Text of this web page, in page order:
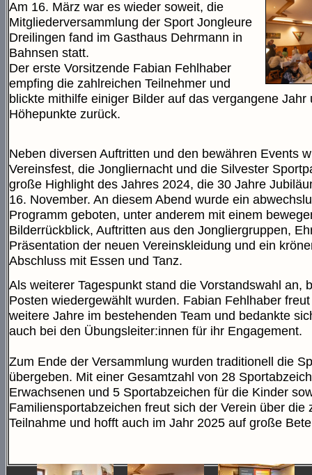
Am 16. März war es wieder soweit, die
Mitgliederversammlung der Sport Jongleure
Dreilingen fand im Gasthaus Dehrmann in
Bahnsen statt.
Der erste Vorsitzende Fabian Fehlhaber
empfing die zahlreichen Teilnehmer und
blickte mithilfe einiger Bilder auf das vergangene Jahr
Höhepunkte zurück.
Neben diversen Auftritten und den bewähren Events
Vereinsfest, die Jongliernacht und die Silvester
große Highlight des Jahres 2024, die 30 Jahre
16. November. An diesem Abend wurde ein
Programm geboten, unter anderem mit einem
Bilderrückblick, Auftritten aus den Jongliergruppen,
Präsentation der neuen Vereinskleidung und ein
Abschluss mit Essen und Tanz.
Als weiterer Tagespunkt stand die Vorstandswahl an,
Posten wiedergewählt wurden. Fabian Fehlhaber
weitere Jahre im bestehenden Team und bedankte
auch bei den Übungsleiter:innen für ihr Engagement.
Zum Ende der Versammlung wurden traditionell die
übergeben. Mit einer Gesamtzahl von 28
Erwachsenen und 5 Sportabzeichen für die Kinder
Familiensportabzeichen freut sich der Verein über die
Teilnahme und hofft auch im Jahr 2025 auf große